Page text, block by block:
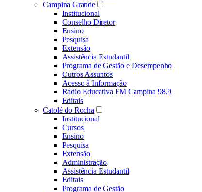
Campina Grande
Institucional
Conselho Diretor
Ensino
Pesquisa
Extensão
Assistência Estudantil
Programa de Gestão e Desempenho
Outros Assuntos
Acesso à Informação
Rádio Educativa FM Campina 98,9
Editais
Catolé do Rocha
Institucional
Cursos
Ensino
Pesquisa
Extensão
Administração
Assistência Estudantil
Editais
Programa de Gestão